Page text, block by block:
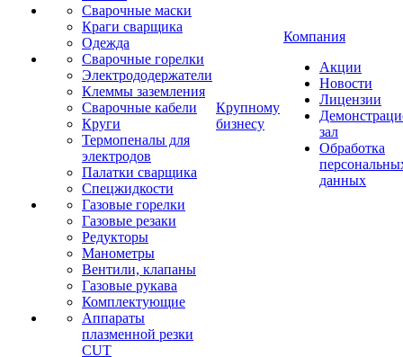
Сварочные маски
Краги сварщика
Одежда
Сварочные горелки
Электрододержатели
Клеммы заземления
Сварочные кабели
Круги
Термопеналы для
электродов
Палатки сварщика
Спецжидкости
Газовые горелки
Газовые резаки
Редукторы
Манометры
Вентили, клапаны
Газовые рукава
Комплектующие
Аппараты
плазменной резки
CUT
Крупному
бизнесу
Компания
Акции
Новости
Лицензии
зал
Обработка
данных